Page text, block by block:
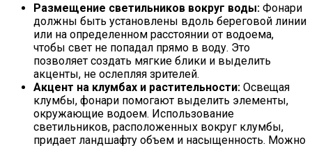
Размещение светильников вокруг воды: Фонари
должны быть установлены вдоль береговой линии
или на определенном расстоянии от водоема,
чтобы свет не попадал прямо в воду. Это
позволяет создать мягкие блики и выделить
акценты, не ослепляя зрителей.
Акцент на клумбах и растительности: Освещая
клумбы, фонари помогают выделить элементы,
окружающие водоем. Использование
светильников, расположенных вокруг клумбы,
придает ландшафту объем и насыщенность. Можно